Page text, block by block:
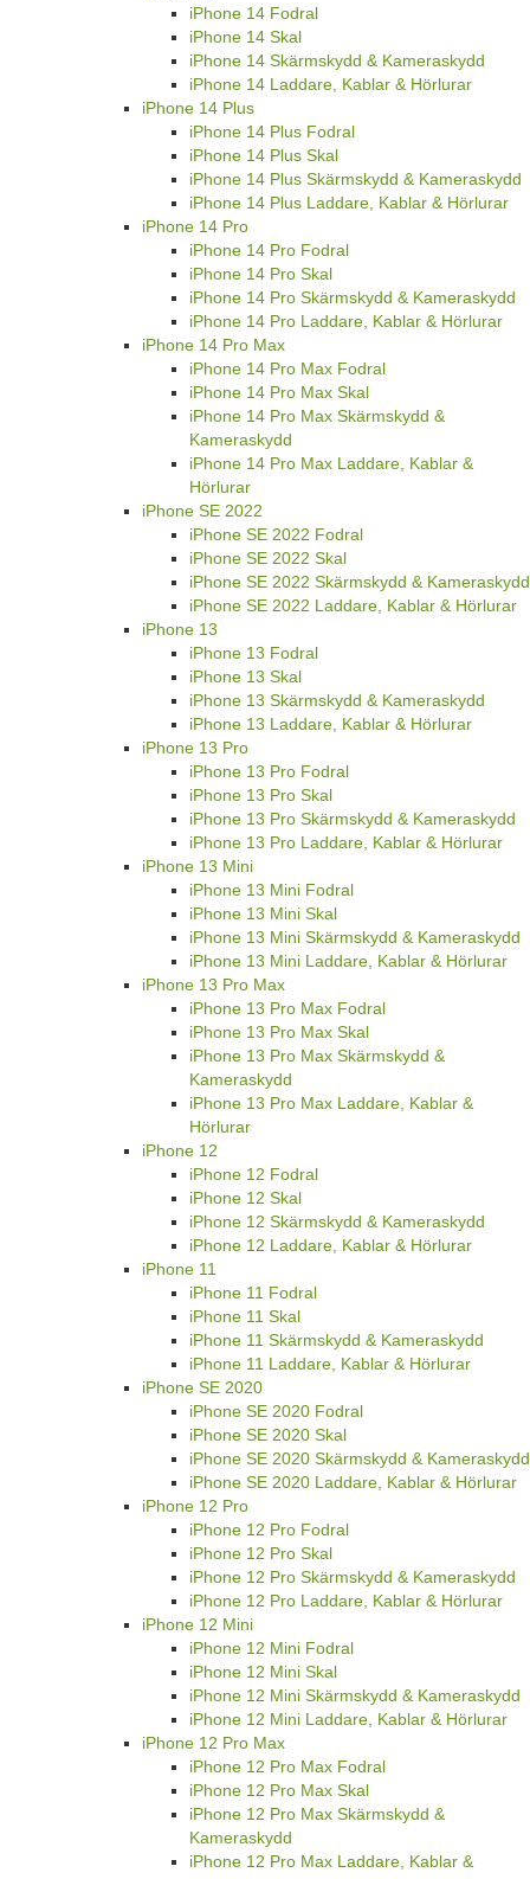
iPhone 14 Fodral
iPhone 14 Skal
iPhone 14 Skärmskydd & Kameraskydd
iPhone 14 Laddare, Kablar & Hörlurar
iPhone 14 Plus
iPhone 14 Plus Fodral
iPhone 14 Plus Skal
iPhone 14 Plus Skärmskydd & Kameraskydd
iPhone 14 Plus Laddare, Kablar & Hörlurar
iPhone 14 Pro
iPhone 14 Pro Fodral
iPhone 14 Pro Skal
iPhone 14 Pro Skärmskydd & Kameraskydd
iPhone 14 Pro Laddare, Kablar & Hörlurar
iPhone 14 Pro Max
iPhone 14 Pro Max Fodral
iPhone 14 Pro Max Skal
iPhone 14 Pro Max Skärmskydd &
Kameraskydd
iPhone 14 Pro Max Laddare, Kablar &
Hörlurar
iPhone SE 2022
iPhone SE 2022 Fodral
iPhone SE 2022 Skal
iPhone SE 2022 Skärmskydd & Kameraskydd
iPhone SE 2022 Laddare, Kablar & Hörlurar
iPhone 13
iPhone 13 Fodral
iPhone 13 Skal
iPhone 13 Skärmskydd & Kameraskydd
iPhone 13 Laddare, Kablar & Hörlurar
iPhone 13 Pro
iPhone 13 Pro Fodral
iPhone 13 Pro Skal
iPhone 13 Pro Skärmskydd & Kameraskydd
iPhone 13 Pro Laddare, Kablar & Hörlurar
iPhone 13 Mini
iPhone 13 Mini Fodral
iPhone 13 Mini Skal
iPhone 13 Mini Skärmskydd & Kameraskydd
iPhone 13 Mini Laddare, Kablar & Hörlurar
iPhone 13 Pro Max
iPhone 13 Pro Max Fodral
iPhone 13 Pro Max Skal
iPhone 13 Pro Max Skärmskydd &
Kameraskydd
iPhone 13 Pro Max Laddare, Kablar &
Hörlurar
iPhone 12
iPhone 12 Fodral
iPhone 12 Skal
iPhone 12 Skärmskydd & Kameraskydd
iPhone 12 Laddare, Kablar & Hörlurar
iPhone 11
iPhone 11 Fodral
iPhone 11 Skal
iPhone 11 Skärmskydd & Kameraskydd
iPhone 11 Laddare, Kablar & Hörlurar
iPhone SE 2020
iPhone SE 2020 Fodral
iPhone SE 2020 Skal
iPhone SE 2020 Skärmskydd & Kameraskydd
iPhone SE 2020 Laddare, Kablar & Hörlurar
iPhone 12 Pro
iPhone 12 Pro Fodral
iPhone 12 Pro Skal
iPhone 12 Pro Skärmskydd & Kameraskydd
iPhone 12 Pro Laddare, Kablar & Hörlurar
iPhone 12 Mini
iPhone 12 Mini Fodral
iPhone 12 Mini Skal
iPhone 12 Mini Skärmskydd & Kameraskydd
iPhone 12 Mini Laddare, Kablar & Hörlurar
iPhone 12 Pro Max
iPhone 12 Pro Max Fodral
iPhone 12 Pro Max Skal
iPhone 12 Pro Max Skärmskydd &
Kameraskydd
iPhone 12 Pro Max Laddare, Kablar &